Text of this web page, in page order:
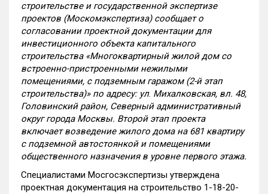
строительстве и государственной экспертизе
проектов (Москомэкспертиза) сообщает о
согласовании проектной документации для
инвестиционного объекта капитального
строительства «Многоквартирный жилой дом со
встроенно-пристроенными нежилыми
помещениями, с подземным гаражом (2-й этап
строительства)» по адресу: ул. Михалковская, вл. 48,
Головинский район, Северный административный
округ города Москвы. Второй этап проекта
включает возведение жилого дома на 681 квартиру
с подземной автостоянкой и помещениями
общественного назначения в уровне первого этажа.
Специалистами Мосгосэкспертизы утверждена
проектная документация на строительство 1-18-20-